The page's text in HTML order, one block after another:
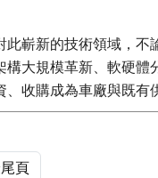
嶄新的技術領域，
大規模革新、軟硬
收購成為車廠與既有
頁